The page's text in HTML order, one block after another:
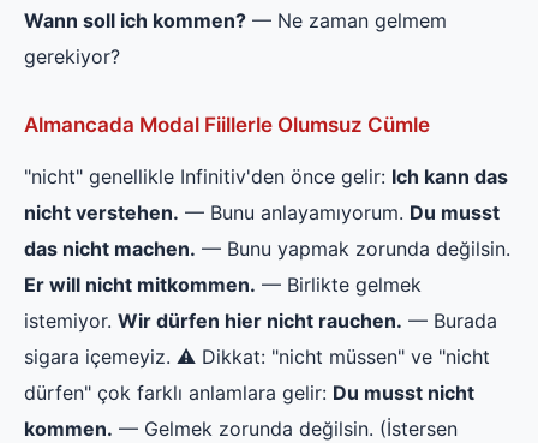
Wann soll ich kommen? — Ne zaman gelmem
gerekiyor?
Almancada Modal Fiillerle Olumsuz Cümle
"nicht" genellikle Infinitiv'den önce gelir: Ich kann das
nicht verstehen. — Bunu anlayamıyorum. Du musst
das nicht machen. — Bunu yapmak zorunda değilsin.
Er will nicht mitkommen. — Birlikte gelmek
istemiyor. Wir dürfen hier nicht rauchen. — Burada
sigara içemeyiz. ⚠️ Dikkat: "nicht müssen" ve "nicht
dürfen" çok farklı anlamlara gelir: Du musst nicht
kommen. — Gelmek zorunda değilsin. (İstersen